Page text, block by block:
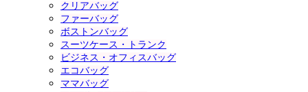
クリアバッグ
ファーバッグ
ボストンバッグ
スーツケース・トランク
ビジネス・オフィスバッグ
エコバッグ
ママバッグ